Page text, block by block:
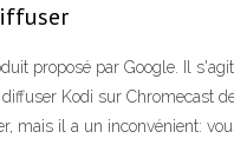
proposé par Google. Il
Kodi sur Chromecast
mais il a un inconvénient: